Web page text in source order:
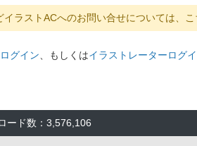
ラストACへのお問い合せについては、
グイン、もしくはイラストレーターログ
ード数：3,576,106